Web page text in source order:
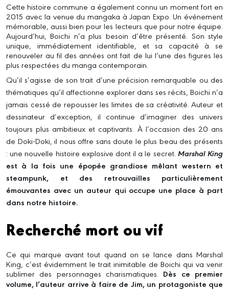
Cette histoire commune a également connu un moment fort en
2015 avec la venue du mangaka à Japan Expo. Un événement
mémorable, aussi bien pour les lecteurs que pour notre équipe.
Aujourd’hui, Boichi n’a plus besoin d’être présenté. Son style
unique, immédiatement identifiable, et sa capacité à se
renouveler au fil des années ont fait de lui l’une des figures les
plus respectées du manga contemporain.
Qu’il s’agisse de son trait d’une précision remarquable ou des
thématiques qu’il affectionne explorer dans ses récits, Boichi n’a
jamais cessé de repousser les limites de sa créativité. Auteur et
dessinateur d’exception, il continue d’imaginer des univers
toujours plus ambitieux et captivants. À l’occasion des 20 ans
de Doki-Doki, il nous offre sans doute le plus beau des présents
: une nouvelle histoire explosive dont il a le secret. Marshal King
est à la fois une épopée grandiose mêlant western et
steampunk, et des retrouvailles particulièrement
émouvantes avec un auteur qui occupe une place à part
dans notre histoire.
Recherché mort ou vif
Ce qui marque avant tout quand on se lance dans Marshal
King, c’est évidemment le trait inimitable de Boichi qui va venir
sublimer des personnages charismatiques. Dès ce premier
volume, l’auteur arrive à faire de Jim, un protagoniste que